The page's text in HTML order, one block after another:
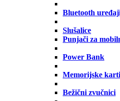
Bluetooth
Slušalice
Punjači za
Power Bank
Memorijske
Bežični zvučnici